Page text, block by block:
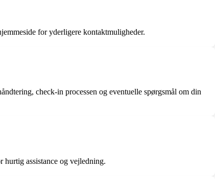
for yderligere kontaktmuligheder.
check-in processen og eventuelle spørgsmål om din
assistance og vejledning.